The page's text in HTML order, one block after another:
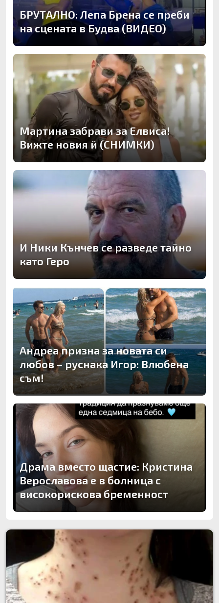
БРУТАЛНО: Лепа Брена се преби
на сцената в Будва (ВИДЕО)
Мартина забрави за Елвиса!
Вижте новия й (СНИМКИ)
И Ники Кънчев се разведе тайно
като Геро
Андреа призна за новата си
любов – руснака Игор: Влюбена
съм!
Драма вместо щастие: Кристина
Верославова е в болница с
високорискова бременност